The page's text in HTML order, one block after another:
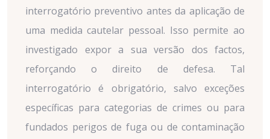
interrogatório preventivo antes da aplicação de
uma medida cautelar pessoal. Isso permite ao
investigado expor a sua versão dos factos,
reforçando o direito de defesa. Tal
interrogatório é obrigatório, salvo exceções
específicas para categorias de crimes ou para
fundados perigos de fuga ou de contaminação